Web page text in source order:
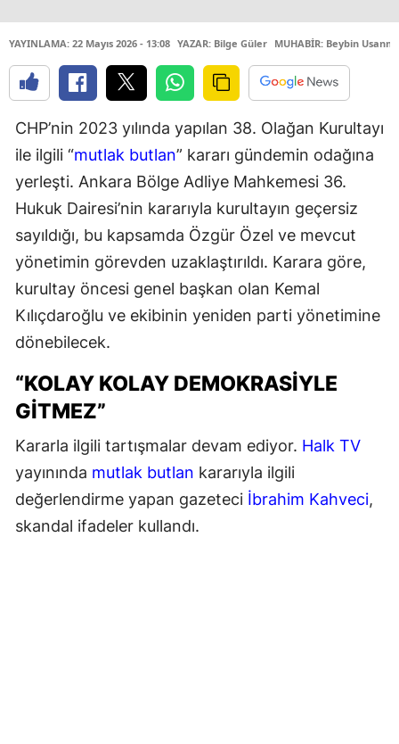
YAYINLAMA: 22 Mayıs 2026 - 13:08 YAZAR: Bilge Güler MUHABİR: Beybin
CHP’nin 2023 yılında yapılan 38. Olağan Kurultayı
ile ilgili “mutlak butlan” kararı gündemin odağına
yerleşti. Ankara Bölge Adliye Mahkemesi 36.
Hukuk Dairesi’nin kararıyla kurultayın geçersiz
sayıldığı, bu kapsamda Özgür Özel ve mevcut
yönetimin görevden uzaklaştırıldı. Karara göre,
kurultay öncesi genel başkan olan Kemal
Kılıçdaroğlu ve ekibinin yeniden parti yönetimine
dönebilecek.
“KOLAY KOLAY DEMOKRASİYLE
GİTMEZ”
Kararla ilgili tartışmalar devam ediyor. Halk TV
yayınında mutlak butlan kararıyla ilgili
değerlendirme yapan gazeteci İbrahim Kahveci,
skandal ifadeler kullandı.